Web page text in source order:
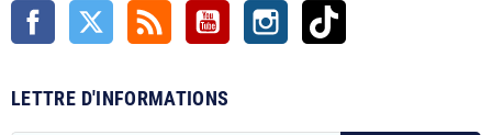
Facebook Twitter Rss YouTube Instagram
LETTRE D'INFORMATIONS